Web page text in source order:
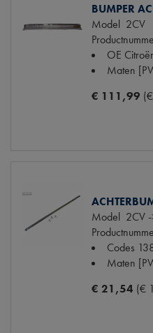
BUMPER
Model 2CV
OE
Maten
€ 111,99
Model 2CV
Codes
Maten
€ 21,54 (€